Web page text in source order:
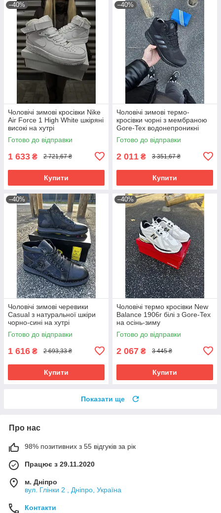
–40%
Чоловічі зимові кросівки Nike
Air Force 1 High White шкіряні
високі на хутрі
Готово до відправки
1 633 ₴ 2 721,67 ₴
Купити
–40%
Чоловічі зимові термо-
кросівки чорні з мембраною
Gore-Tex водонепроникні
Готово до відправки
2 011 ₴ 3 351,67 ₴
Купити
–40%
Чоловічі зимові черевики
Casual з натуральної шкіри
чорно-сині на хутрі
Готово до відправки
1 616 ₴ 2 693,33 ₴
Купити
–40%
Чоловічі термо кросівки New
Balance 1906r білі з Gore-Tex
на осінь-зиму
Готово до відправки
2 067 ₴ 3 445 ₴
Купити
Показати ще
Про нас
98% позитивних з 55 відгуків за рік
Працює з 29.11.2020
м. Дніпро
вул. Глінки 2 , Дніпро, Україна
Контакти